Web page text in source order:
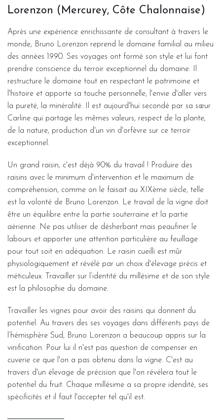
Lorenzon (Mercurey, Côte Chalonnaise)
Après une expérience enrichissante de consultant à travers le
monde, Bruno Lorenzon reprend le domaine familial au milieu
des années 1990. Ses voyages ont formé son style et lui font
prendre conscience du terroir exceptionnel du domaine. Il
restructure le domaine tout en respectant le patrimoine et
l'histoire et apporte sa touche personnelle, l'envie d'aller vers
la pureté, la minéralité. Il est aujourd'hui secondé par sa sœur
Carline qui partage les mêmes valeurs, respect de la plante,
de la nature, production d'un vin d'orfèvre sur ce terroir
exceptionnel.
Un grand raisin, c'est déjà 90% du travail ! Produire des
raisins avec le minimum d'intervention et le maximum de
compréhension, comme on le faisait au XIXème siècle, telle
est la volonté de Bruno Lorenzon. Le travail de la vigne doit
être un équilibre entre la partie souterraine et la partie
aérienne. Ne pas utiliser de désherbant mais peaufiner le
labours et apporter une attention particulière au feuillage
pour tout soit en adéquation. Le raisin cueilli est mûr
physiologiquement et révélé par un choix d'élevage précis et
méticuleux. Travailler sur l’identité du millésime et de son style
est la philosophie du domaine.
Travailler les vignes pour avoir des raisins qui donnent du
potentiel. Au travers des ses voyages dans différents pays de
l’hémisphère Sud, Bruno Lorenzon a beaucoup appris sur la
vinification. Pour lui il n'est pas question de compenser en
cuverie ce que l'on a pas obtenu dans la vigne. C'est au
travers d'un élevage de précision que l'on révélera tout le
potentiel du fruit. Chaque millésime a sa propre idendité, ses
spécificités et il faut l'accepter tel qu'il est.